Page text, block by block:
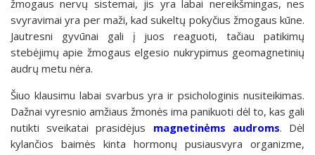
žmogaus nervų sistemai, jis yra labai nereikšmingas, nes
svyravimai yra per maži, kad sukeltų pokyčius žmogaus kūne.
Jautresni gyvūnai gali į juos reaguoti, tačiau patikimų
stebėjimų apie žmogaus elgesio nukrypimus geomagnetinių
audrų metu nėra.
Šiuo klausimu labai svarbus yra ir psichologinis nusiteikimas.
Dažnai vyresnio amžiaus žmonės ima panikuoti dėl to, kas gali
nutikti sveikatai prasidėjus magnetinėms audroms. Dėl
kylančios baimės kinta hormonų pusiausvyra organizme,